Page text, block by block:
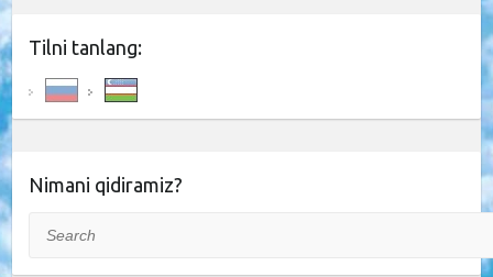
Tilni tanlang:
Nimani qidiramiz?